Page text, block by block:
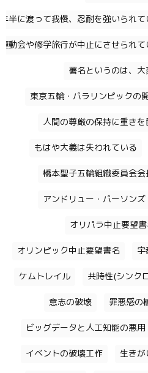
半に渡って我慢、忍耐を強いられ
動会や修学旅行が中止にさせられ
署名というのは、
東京五輪・パラリンピックの
人間の尊厳の保持に重き
もはや大義は失われている
橋本聖子五輪組織委員会会
アンドリュー・パーソンズ
オリパラ中止要望
オリンピック中止要望書名 宇
ケムトレイル 共時性(シンク
意志の破壊 罪悪感の
ビッグデータと人工知能の悪用
イベントの破壊工作 生き